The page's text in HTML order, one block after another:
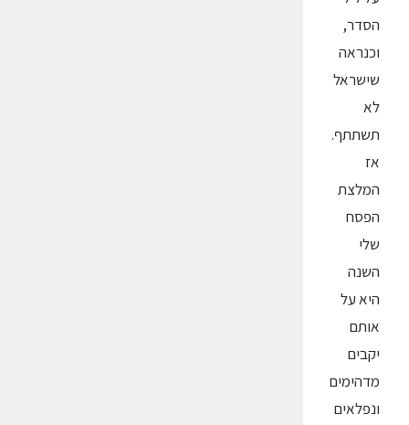
הסדר,
וכנראה
שישראל
לא
תשתתף.
אז
המלצת
הפסח
שלי
השנה
היא על
אותם
יקבים
מדהימים
ונפלאים